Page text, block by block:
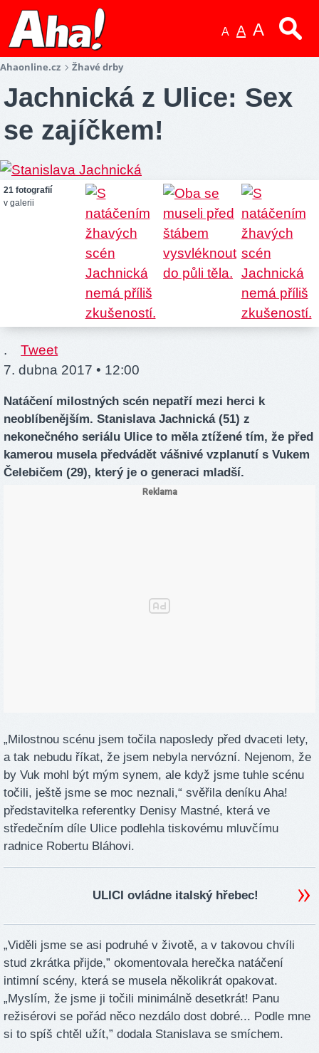
A A A
Ahaonline.cz Žhavé drby
Jachnická z Ulice: Sex
se zajíčkem!
21 fotografií
v galerii
.
Tweet
7. dubna 2017 • 12:00
Natáčení milostných scén nepatří mezi herci k
neoblíbenějším. Stanislava Jachnická (51) z
nekonečného seriálu Ulice to měla ztížené tím, že před
kamerou musela předvádět vášnivé vzplanutí s Vukem
Čelebičem (29), který je o generaci mladší.
„Milostnou scénu jsem točila naposledy před dvaceti lety,
a tak nebudu říkat, že jsem nebyla nervózní. Nejenom, že
by Vuk mohl být mým synem, ale když jsme tuhle scénu
točili, ještě jsme se moc neznali,“ svěřila deníku Aha!
představitelka referentky Denisy Mastné, která ve
středečním díle Ulice podlehla tiskovému mluvčímu
radnice Robertu Bláhovi.
ULICI ovládne italský hřebec!
„Viděli jsme se asi podruhé v životě, a v takovou chvíli
stud zkrátka přijde,” okomentovala herečka natáčení
intimní scény, která se musela několikrát opakovat.
„Myslím, že jsme ji točili minimálně desetkrát! Panu
režisérovi se pořád něco nezdálo dost dobré... Podle mne
si to spíš chtěl užít,” dodala Stanislava se smíchem.